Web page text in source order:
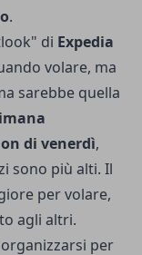
.
di Expedia
volare, ma
sarebbe quella
di venerdì,
sono più alti. Il
per volare,
agli altri.
per